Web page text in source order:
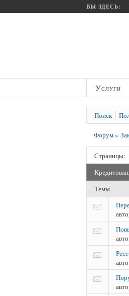
ВЫ ЗДЕСЬ:
Услуги
Поиск
Форум»
Страницы:
Темы